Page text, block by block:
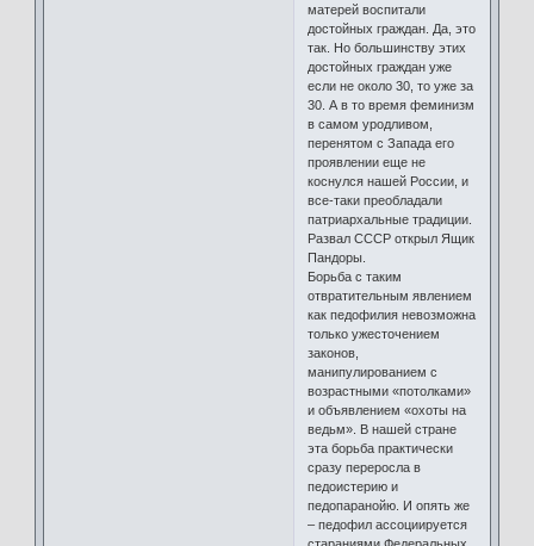
матерей воспитали
достойных граждан. Да, это
так. Но большинству этих
достойных граждан уже
если не около 30, то уже за
30. А в то время феминизм
в самом уродливом,
перенятом с Запада его
проявлении еще не
коснулся нашей России, и
все-таки преобладали
патриархальные традиции.
Развал СССР открыл Ящик
Пандоры.
Борьба с таким
отвратительным явлением
как педофилия невозможна
только ужесточением
законов,
манипулированием с
возрастными «потолками»
и объявлением «охоты на
ведьм». В нашей стране
эта борьба практически
сразу переросла в
педоистерию и
педопаранойю. И опять же
– педофил ассоциируется